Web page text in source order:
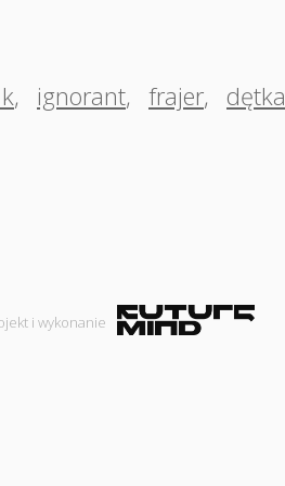
, ignorant, frajer, dętka
i wykonanie